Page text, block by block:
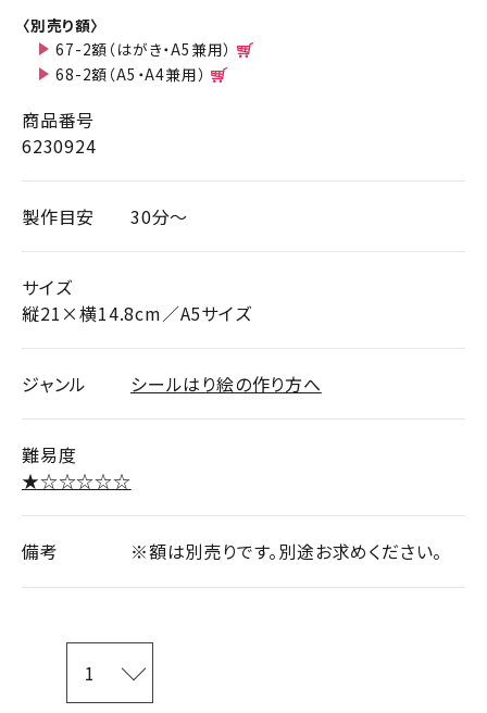
〈別売り額〉
67-2額（はがき・A5兼用）
68-2額（A5・A4兼用）
商品番号
6230924
製作目安 30分～
サイズ
縦21×横14.8cm／A5サイズ
ジャンル シールはり絵の作り方へ
難易度
★☆☆☆☆☆
備考 ※額は別売りです。別途お求めください。